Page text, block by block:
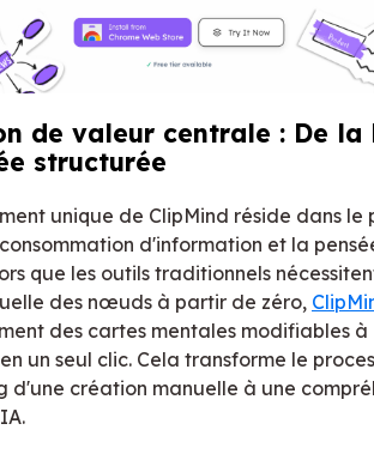
de valeur centrale : De la
structurée
unique de ClipMind réside dans le
d'information et la
que les outils traditionnels
des nœuds à partir de zéro,
des cartes mentales modifiables
un seul clic. Cela transforme le
d'une création manuelle à une